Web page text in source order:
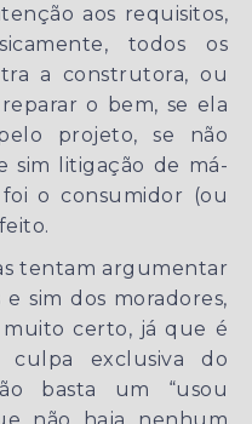
aos requisitos,
todos os
a construtora, ou
o bem, se ela
projeto, se não
sim litigação de má-
o consumidor (ou
tentam argumentar
sim dos moradores,
muito certo, já que é
culpa exclusiva do
basta um “usou